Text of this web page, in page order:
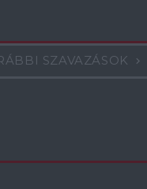
SZAVAZÁSOK